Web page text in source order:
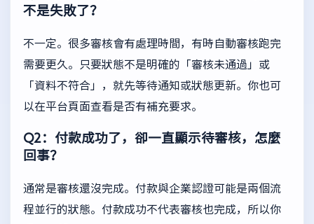
不是失敗了？
不一定。很多審核會有處理時間，有時自動審核跑完
需要更久。只要狀態不是明確的「審核未通過」或
「資料不符合」，就先等待通知或狀態更新。你也可
以在平台頁面查看是否有補充要求。
Q2：付款成功了，卻一直顯示待審核，怎麼
回事？
通常是審核還沒完成。付款與企業認證可能是兩個流
程並行的狀態。付款成功不代表審核也完成，所以你